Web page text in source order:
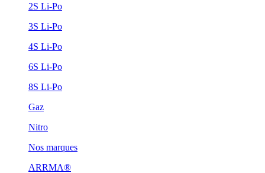
2S Li-Po
3S Li-Po
4S Li-Po
6S Li-Po
8S Li-Po
Gaz
Nitro
Nos marques
ARRMA®